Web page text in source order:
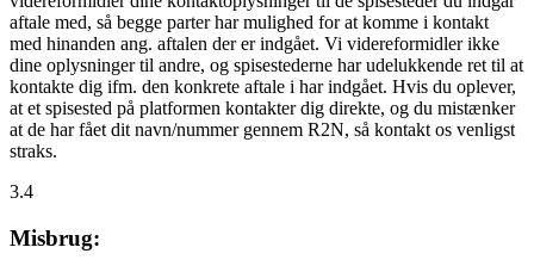
aftale med, så begge parter har mulighed for at komme i kontakt
med hinanden ang. aftalen der er indgået. Vi videreformidler ikke
dine oplysninger til andre, og spisestederne har udelukkende ret til at
kontakte dig ifm. den konkrete aftale i har indgået. Hvis du oplever,
at et spisested på platformen kontakter dig direkte, og du mistænker
at de har fået dit navn/nummer gennem R2N, så kontakt os venligst
straks.
3.4
Misbrug: